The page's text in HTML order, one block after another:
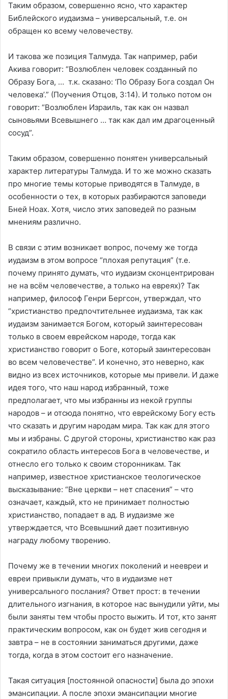
Таким образом, совершенно ясно, что характер
Библейского иудаизма – универсальный, т.е. он
обращен ко всему человечеству.
И такова же позиция Талмуда. Так например, раби
Акива говорит: “Возлюблен человек созданный по
Образу Бога, … т.к. сказано: ‘По Образу Бога создал Он
человека’.” (Поучения Отцов, 3:14). И только потом он
говорит: “Возлюблен Израиль, так как он назвал
сыновьями Всевышнего … так как дал им драгоценный
сосуд”.
Таким образом, совершенно понятен универсальный
характер литературы Талмуда. И то же можно сказать
про многие темы которые приводятся в Талмуде, в
особенности о тех, в которых разбираются заповеди
Бней Ноах. Хотя, число этих заповедей по разным
мнениям различно.
В связи с этим возникает вопрос, почему же тогда
иудаизм в этом вопросе “плохая репутация” (т.е.
почему принято думать, что иудаизм сконцентрирован
не на всём человечестве, а только на евреях)? Так
например, философ Генри Бергсон, утверждал, что
“христианство предпочтительнее иудаизма, так как
иудаизм занимается Богом, который заинтересован
только в своем еврейском народе, тогда как
христианство говорит о Боге, который заинтересован
во всем человечестве”. И конечно, это неверно, как
видно из всех источников, которые мы привели. И даже
идея того, что наш народ избранный, тоже
предполагает, что мы избранны из некой группы
народов – и отсюда понятно, что еврейскому Богу есть
что сказать и другим народам мира. Так как для этого
мы и избраны. С другой стороны, христианство как раз
сократило область интересов Бога в человечестве, и
отнесло его только к своим сторонникам. Так
например, известное христианское теологическое
высказывание: “Вне церкви – нет спасения” – что
означает, каждый, кто не принимает полностью
христианство, попадает в ад. В иудаизме же
утверждается, что Всевышний дает позитивную
награду любому творению.
Почему же в течении многих поколений и неевреи и
евреи привыкли думать, что в иудаизме нет
универсального послания? Ответ прост: в течении
длительного изгнания, в которое нас вынудили уйти, мы
были заняты тем чтобы просто выжить. И тот, кто занят
практическим вопросом, как он будет жив сегодня и
завтра – не в состоянии заниматься другими, даже
тогда, когда в этом состоит его назначение.
Такая ситуация [постоянной опасности] была до эпохи
эмансипации. А после эпохи эмансипации многие